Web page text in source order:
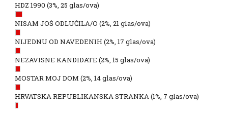
HDZ 1990 (3%, 25 glas/ova)
NISAM JOŠ ODLUČILA/O (2%, 21 glas/ova)
NIJEDNU OD NAVEDENIH (2%, 17 glas/ova)
NEZAVISNE KANDIDATE (2%, 15 glas/ova)
MOSTAR MOJ DOM (2%, 14 glas/ova)
HRVATSKA REPUBLIKANSKA STRANKA(1%, 7 glas/ova)